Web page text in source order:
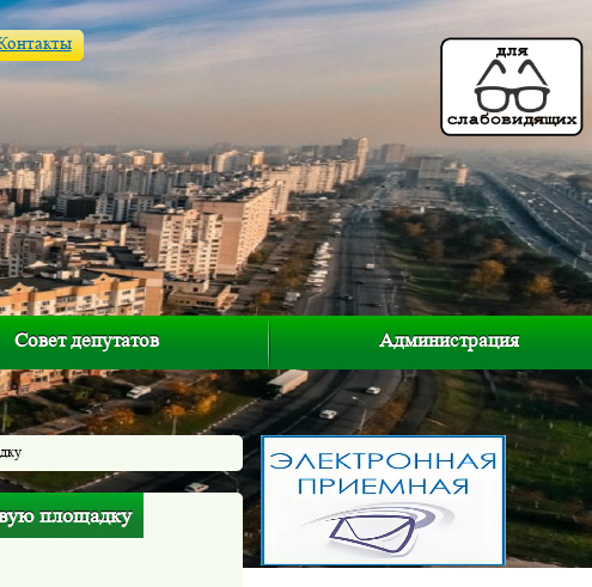
Совет депутатов Администрация
площадку